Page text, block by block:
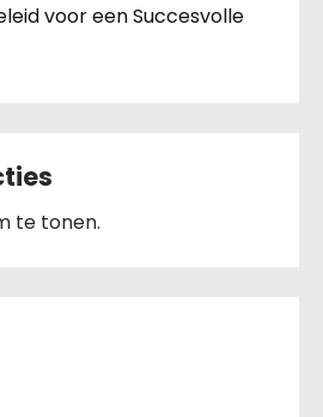
voor een Succesvolle
te tonen.